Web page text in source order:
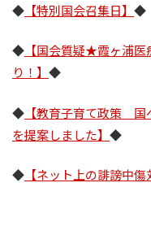
◆ 【特別国会召集日】 ◆
◆ 【国会質疑★霞ヶ浦
り！】 ◆
◆ 【教育子育て政策 国
を提案しました】 ◆
◆ 【ネット上の誹謗中